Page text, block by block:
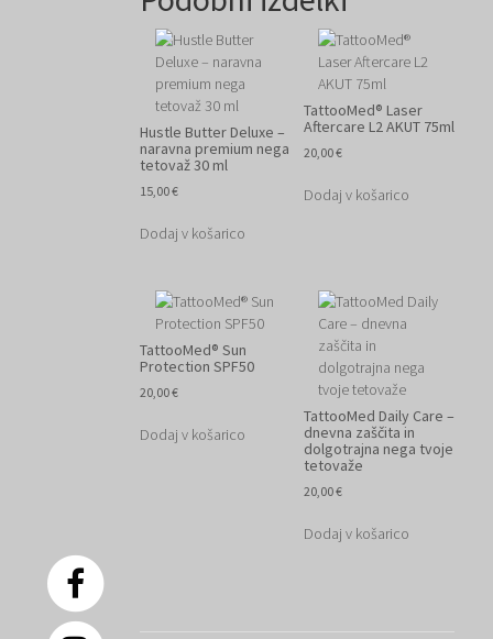
Hustle Butter Deluxe –
naravna premium nega
tetovaž 30 ml
15,00€
Dodaj v košarico
TattooMed® Laser
Aftercare L2 AKUT 75ml
20,00€
Dodaj v košarico
TattooMed® Sun
Protection SPF50
20,00€
Dodaj v košarico
TattooMed Daily Care –
dnevna zaščita in
dolgotrajna nega tvoje
tetovaže
20,00€
Dodaj v košarico